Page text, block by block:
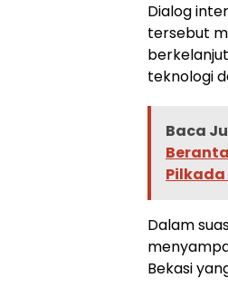
Dialog
tersebut
teknologi
Baca
Pilkada
Dalam
Bekasi